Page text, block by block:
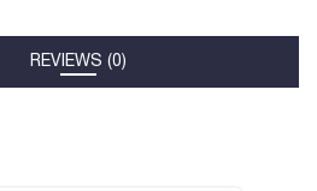
REVIEWS (0)